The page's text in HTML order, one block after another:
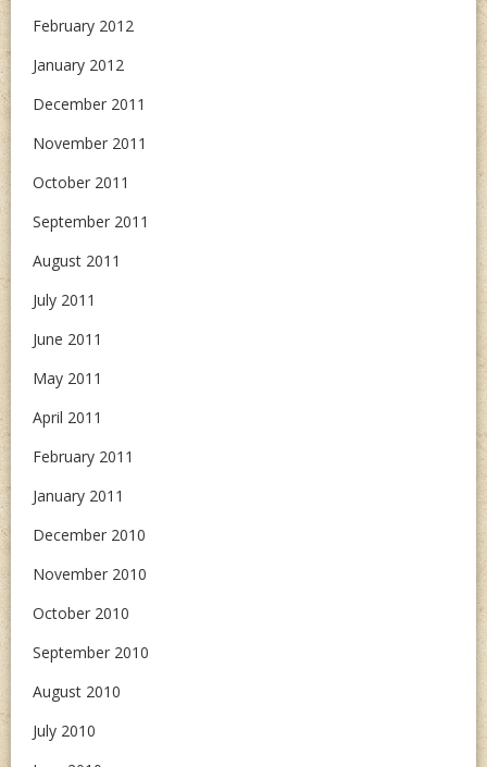
February 2012
January 2012
December 2011
November 2011
October 2011
September 2011
August 2011
July 2011
June 2011
May 2011
April 2011
February 2011
January 2011
December 2010
November 2010
October 2010
September 2010
August 2010
July 2010